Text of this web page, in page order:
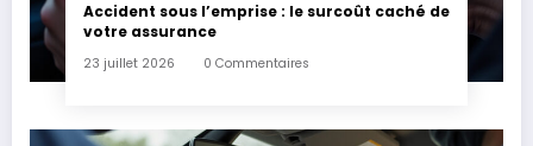
Accident sous l’emprise : le surcoût caché de
votre assurance
23 juillet 2026 0 Commentaires